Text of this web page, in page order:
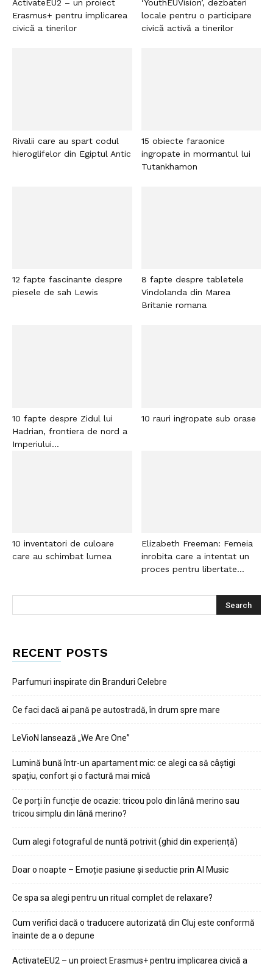
ActivateEU2 – un proiect
Erasmus+ pentru implicarea
civică a tinerilor
‘YouthEUVision’, dezbateri
locale pentru o participare
civică activă a tinerilor
Rivalii care au spart codul
hieroglifelor din Egiptul Antic
15 obiecte faraonice
ingropate in mormantul lui
Tutankhamon
12 fapte fascinante despre
piesele de sah Lewis
8 fapte despre tabletele
Vindolanda din Marea
Britanie romana
10 fapte despre Zidul lui
Hadrian, frontiera de nord a
Imperiului...
10 rauri ingropate sub orase
10 inventatori de culoare
care au schimbat lumea
Elizabeth Freeman: Femeia
inrobita care a intentat un
proces pentru libertate...
RECENT POSTS
Parfumuri inspirate din Branduri Celebre
Ce faci dacă ai pană pe autostradă, în drum spre mare
LeVioN lansează „We Are One”
Lumină bună într-un apartament mic: ce alegi ca să câștigi
spațiu, confort și o factură mai mică
Ce porți în funcție de ocazie: tricou polo din lână merino sau
tricou simplu din lână merino?
Cum alegi fotograful de nuntă potrivit (ghid din experiență)
Doar o noapte – Emoție pasiune și seductie prin AI Music
Ce spa sa alegi pentru un ritual complet de relaxare?
Cum verifici dacă o traducere autorizată din Cluj este conformă
înainte de a o depune
ActivateEU2 – un proiect Erasmus+ pentru implicarea civică a